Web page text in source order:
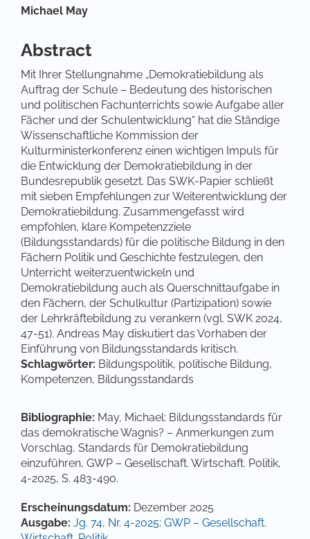
Hauptsächlicher Artikelinhalt
Michael May
Abstract
Mit Ihrer Stellungnahme „Demokratiebildung als
Auftrag der Schule – Bedeutung des historischen
und politischen Fachunterrichts sowie Aufgabe aller
Fächer und der Schulentwicklung“ hat die Ständige
Wissenschaftliche Kommission der
Kulturministerkonferenz einen wichtigen Impuls für
die Entwicklung der Demokratiebildung in der
Bundesrepublik gesetzt. Das SWK-Papier schließt
mit sieben Empfehlungen zur Weiterentwicklung der
Demokratiebildung. Zusammengefasst wird
empfohlen, klare Kompetenzziele
(Bildungsstandards) für die politische Bildung in den
Fächern Politik und Geschichte festzulegen, den
Unterricht weiterzuentwickeln und
Demokratiebildung auch als Querschnittaufgabe in
den Fächern, der Schulkultur (Partizipation) sowie
der Lehrkräftebildung zu verankern (vgl. SWK 2024,
47-51). Andreas May diskutiert das Vorhaben der
Einführung von Bildungsstandards kritisch.
Schlagwörter: Bildungspolitik, politische Bildung,
Kompetenzen, Bildungsstandards
Bibliographie: May, Michael: Bildungsstandards für
das demokratische Wagnis? – Anmerkungen zum
Vorschlag, Standards für Demokratiebildung
einzuführen, GWP – Gesellschaft. Wirtschaft. Politik,
4-2025, S. 483-490.
Artikel-Details
Erscheinungsdatum: Dezember 2025
Ausgabe: Jg. 74, Nr. 4-2025: GWP – Gesellschaft.